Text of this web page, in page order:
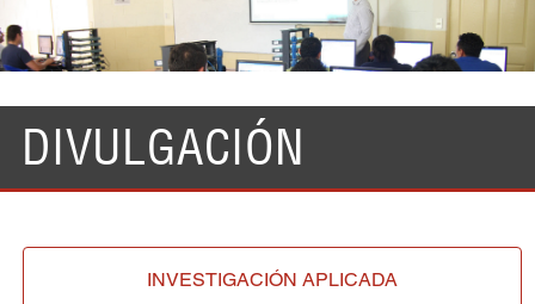
DIVULGACIÓN
INVESTIGACIÓNAPLICADA